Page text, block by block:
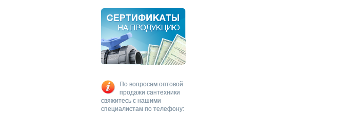
По вопросам оптовой
продажи сантехники
свяжитесь с нашими
специалистам по телефону: